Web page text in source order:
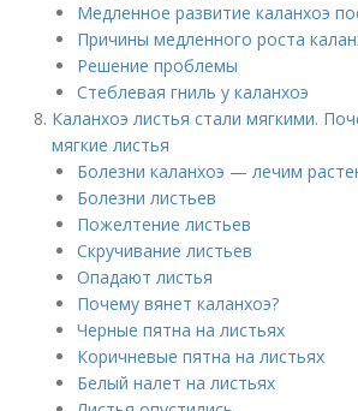
Медленное развитие каланхоэ
Причины медленного роста
Решение проблемы
Стеблевая гниль у каланхоэ
Каланхоэ листья стали мягкими.
мягкие листья
Болезни каланхоэ — лечим
Болезни листьев
Пожелтение листьев
Скручивание листьев
Опадают листья
Почему вянет каланхоэ?
Черные пятна на листьях
Коричневые пятна на листьях
Белый налет на листьях